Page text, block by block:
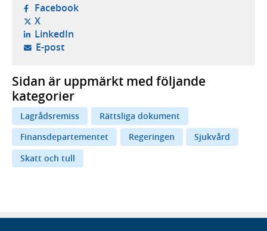
Facebook- öppnas i ny flik, extern webbplats,
X- öppnas i ny flik, extern webbplats,
LinkedIn- öppnas i ny flik, extern webbplats,
E-post- öppnar din e-postklient,
Sidan är uppmärkt med följande
kategorier
Lagrådsremiss
Rättsliga dokument
Finansdepartementet
Regeringen
Sjukvård
Skatt och tull